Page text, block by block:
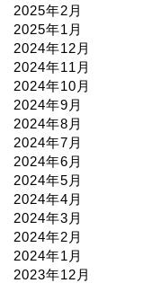
2025年2月
2025年1月
2024年12月
2024年11月
2024年10月
2024年9月
2024年8月
2024年7月
2024年6月
2024年5月
2024年4月
2024年3月
2024年2月
2024年1月
2023年12月